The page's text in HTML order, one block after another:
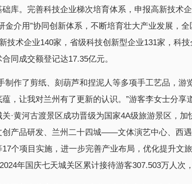
础库。完善科技企业梯次培育体系，申报高新技术
金介用”协同创新体系，不断培育壮大产业发展，
技术企业140家，省级科技创新型企业131家，科
同成交额登记达17.35亿元。
制作了剪纸、刻葫芦和捏泥人等多项手工艺品，游
，让我对兰州有了更新的认识。”游客李女士分享
·黄河古渡景区成功晋级为国家4A级旅游景区，
创产品研发、兰州二十四城——文体演艺中心、西
个项目实施，进一步完善产业布局，优化提升文
年国庆七天城关区累计接待游客307.503万人次